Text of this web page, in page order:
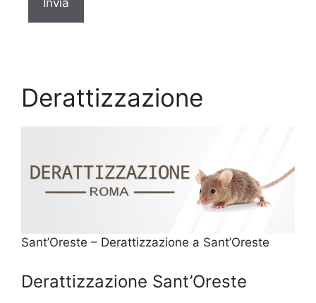
Derattizzazione
Sant’Oreste – Derattizzazione a Sant’Oreste
Derattizzazione Sant’Oreste